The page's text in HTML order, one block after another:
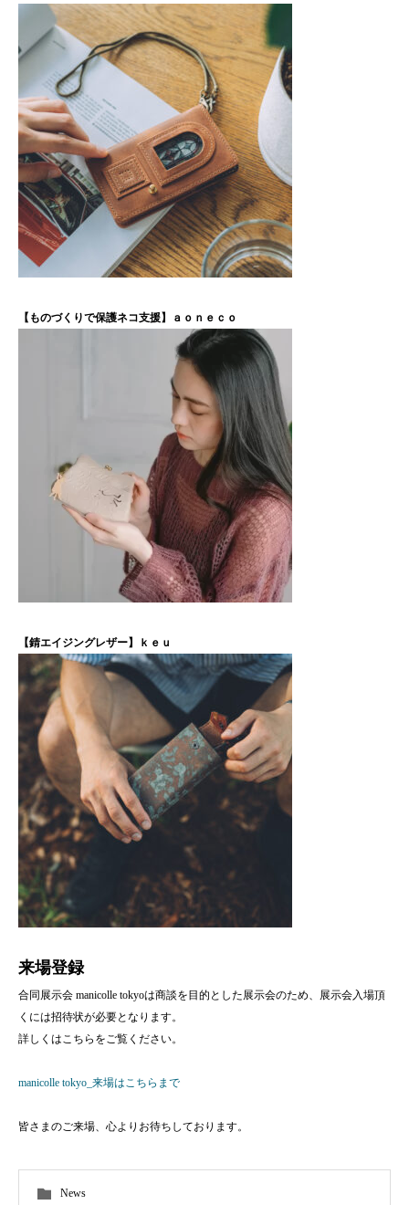
【ものづくりで保護ネコ支援】ａｏｎｅｃｏ
【錆エイジングレザー】ｋｅｕ
来場登録
合同展示会 manicolle tokyoは商談を目的とした展示会のため、展示会入場頂
くには招待状が必要となります。
詳しくはこちらをご覧ください。
manicolle tokyo_来場はこちらまで
皆さまのご来場、心よりお待ちしております。
News